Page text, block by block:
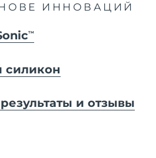
ИННОВАЦИЙ
TM
и отзывы